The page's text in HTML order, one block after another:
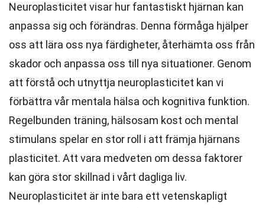
Neuroplasticitet visar hur fantastiskt hjärnan kan
anpassa sig och förändras. Denna förmåga hjälper
oss att lära oss nya färdigheter, återhämta oss från
skador och anpassa oss till nya situationer. Genom
att förstå och utnyttja neuroplasticitet kan vi
förbättra vår mentala hälsa och kognitiva funktion.
Regelbunden träning, hälsosam kost och mental
stimulans spelar en stor roll i att främja hjärnans
plasticitet. Att vara medveten om dessa faktorer
kan göra stor skillnad i vårt dagliga liv.
Neuroplasticitet är inte bara ett vetenskapligt